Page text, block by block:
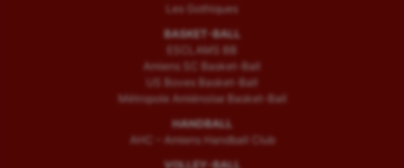
Les Gothiques
BASKET-BALL
ESCLAMS BB
Amiens SC Basket-Ball
US Boves Basket-Ball
Métropole Amiénoise Basket-Ball
HANDBALL
AHC – Amiens Handball Club
VOLLEY-BALL